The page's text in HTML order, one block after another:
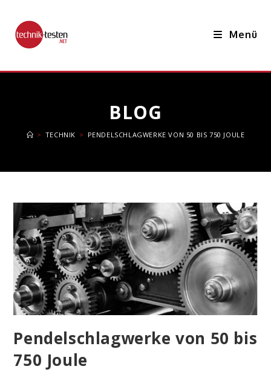
Inhalt
springen
Menü
BLOG
> TECHNIK > PENDELSCHLAGWERKE VON 50 BIS 750 JOULE
Pendelschlagwerke von 50 bis
750 Joule